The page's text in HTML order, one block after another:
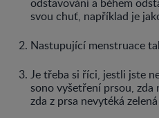
svou chuť, například je
Nastupující menstruace
Je třeba si říci, jestli jste
sono vyšetření prsou,
zda z prsa nevytéká